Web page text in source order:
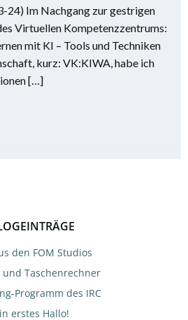
Im Nachgang zur gestrigen
Virtuellen Kompetenzzentrums:
mit KI – Tools und Techniken
kurz: VK:KIWA, habe ich
[…]
den FOM Studios
und Taschenrechner
Programm des IRC
erstes Hallo!